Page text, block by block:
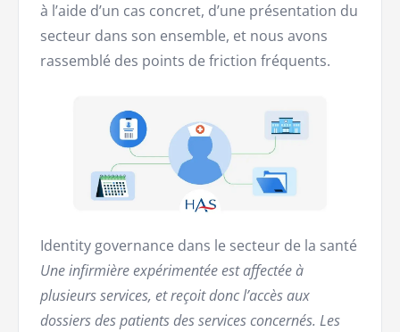
à l’aide d’un cas concret, d’une présentation du
secteur dans son ensemble, et nous avons
rassemblé des points de friction fréquents.
Identity governance dans le secteur de la santé
Une infirmière expérimentée est affectée à
plusieurs services, et reçoit donc l’accès aux
dossiers des patients des services concernés. Les